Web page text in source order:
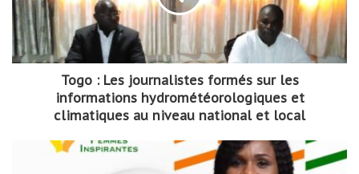
Togo : Les journalistes formés sur les
informations hydrométéorologiques et
climatiques au niveau national et local